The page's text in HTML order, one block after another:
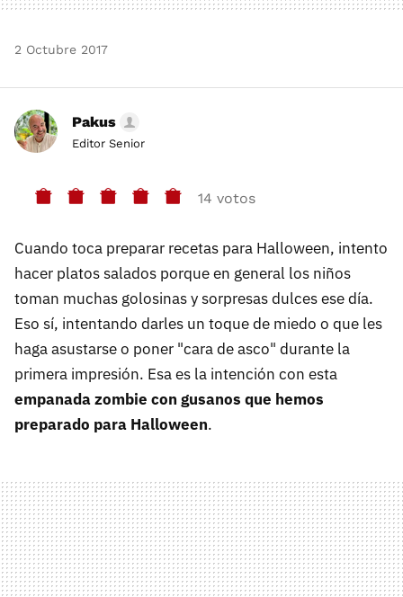
2 Octubre 2017
Pakus
Editor Senior
14 votos
Cuando toca preparar recetas para Halloween, intento
hacer platos salados porque en general los niños
toman muchas golosinas y sorpresas dulces ese día.
Eso sí, intentando darles un toque de miedo o que les
haga asustarse o poner "cara de asco" durante la
primera impresión. Esa es la intención con esta
empanada zombie con gusanos que hemos
preparado para Halloween.